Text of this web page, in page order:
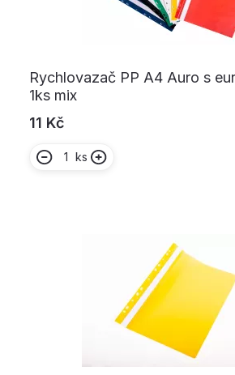
Rychlovazač PP A4 Auro s
1ks mix
11 Kč
ks